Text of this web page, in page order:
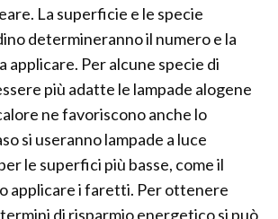
La superficie e le specie
determineranno il numero e la
applicare. Per alcune specie di
più adatte le lampade alogene
ne favoriscono anche lo
si useranno lampade a luce
le superfici più basse, come il
applicare i faretti. Per ottenere
di risparmio energetico si può